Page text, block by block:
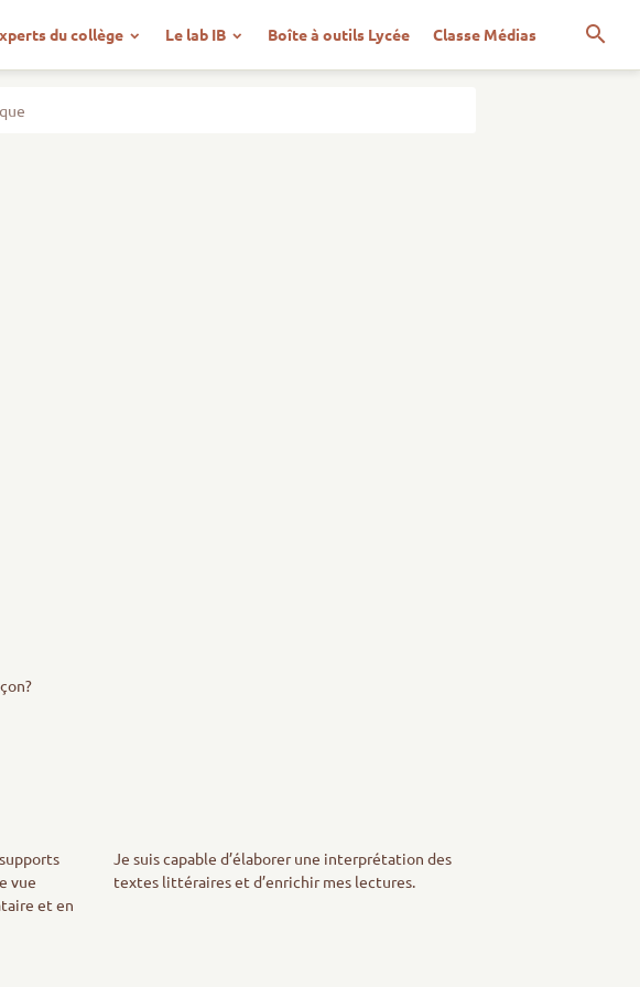
du collège Le lab IB Boîte à outils Lycée Classe Médias
vue
et en
Je suis capable d’élaborer une interprétation des
textes littéraires et d’enrichir mes lectures.